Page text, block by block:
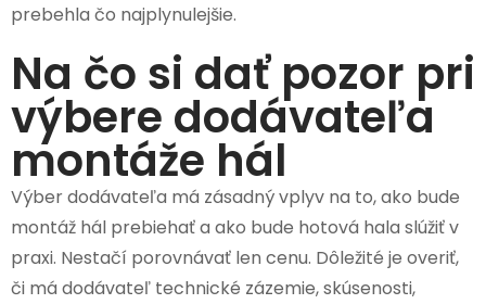
prebehla čo najplynulejšie.
Na čo si dať pozor pri
výbere dodávateľa
montáže hál
Výber dodávateľa má zásadný vplyv na to, ako bude
montáž hál prebiehať a ako bude hotová hala slúžiť v
praxi. Nestačí porovnávať len cenu. Dôležité je overiť,
či má dodávateľ technické zázemie, skúsenosti,